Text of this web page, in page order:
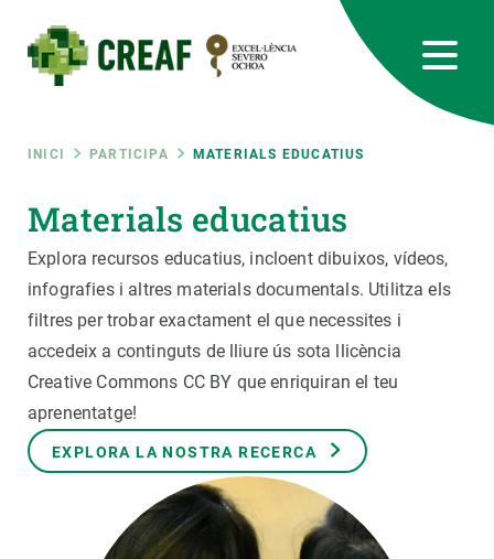
contingut
Fil
d'ariadna
INICI PARTICIPA MATERIALS EDUCATIUS
Materials educatius
Explora recursos educatius, incloent dibuixos, vídeos,
infografies i altres materials documentals. Utilitza els
filtres per trobar exactament el que necessites i
accedeix a continguts de lliure ús sota llicència
Creative Commons CC BY que enriquiran el teu
aprenentatge!
EXPLORA LA NOSTRA RECERCA
RRSS
Featured
responsive
INTRANET
Responsive
menu
RECERCA
CIÈNCIA EN ACCIÓ
UNEIX-TE A NOSALTRES